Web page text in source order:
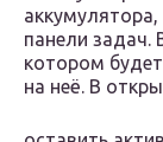
панели задач.
котором
на неё. В